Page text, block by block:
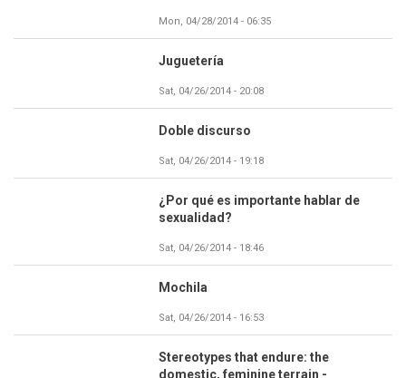
Mon, 04/28/2014 - 06:35
Juguetería
Sat, 04/26/2014 - 20:08
Doble discurso
Sat, 04/26/2014 - 19:18
¿Por qué es importante hablar de
sexualidad?
Sat, 04/26/2014 - 18:46
Mochila
Sat, 04/26/2014 - 16:53
Stereotypes that endure: the
domestic, feminine terrain -